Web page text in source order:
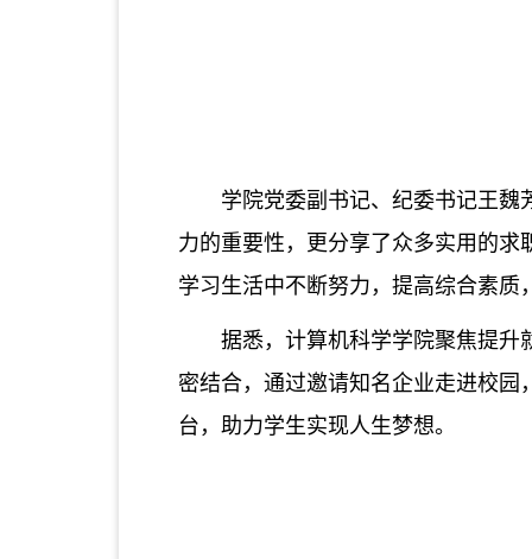
学院党委副书记、纪委书记王
力的重要性，更分享了众多实用的
学习生活中不断努力，提高综合素质
据悉，计算机科学学院聚焦提升
密结合，通过邀请知名企业走进校园
台，助力学生实现人生梦想。